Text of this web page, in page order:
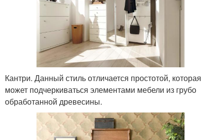
Кантри. Данный стиль отличается простотой, которая
может подчеркиваться элементами мебели из грубо
обработанной древесины.